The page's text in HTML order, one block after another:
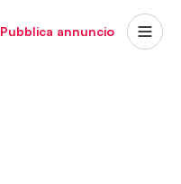
Pubblica annuncio